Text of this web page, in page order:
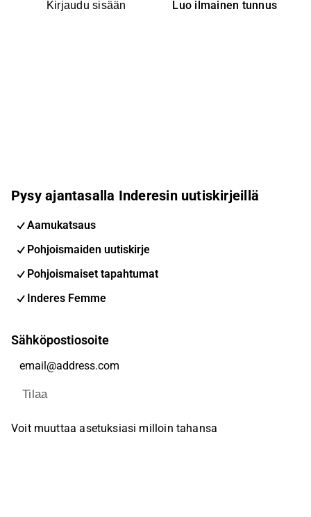
Kirjaudu sisään Luo ilmainen tunnus
Pysy ajantasalla Inderesin uutiskirjeillä
Aamukatsaus
Pohjoismaiden uutiskirje
Pohjoismaiset tapahtumat
Inderes Femme
Sähköpostiosoite
Tilaa
Voit muuttaa asetuksiasi milloin tahansa